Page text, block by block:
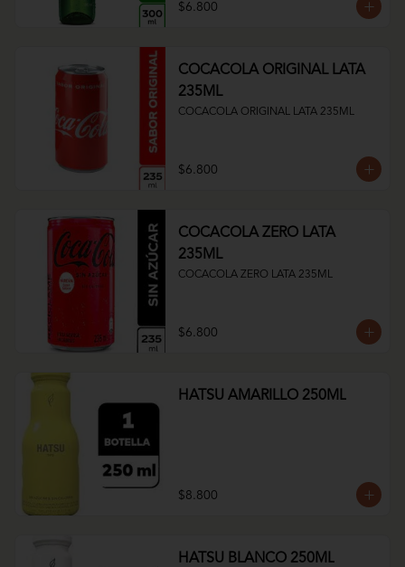
$6.800
COCACOLA ORIGINAL LATA
235ML
COCACOLA ORIGINAL LATA 235ML
$6.800
COCACOLA ZERO LATA
235ML
COCACOLA ZERO LATA 235ML
$6.800
HATSU AMARILLO 250ML
$8.800
HATSU BLANCO 250ML